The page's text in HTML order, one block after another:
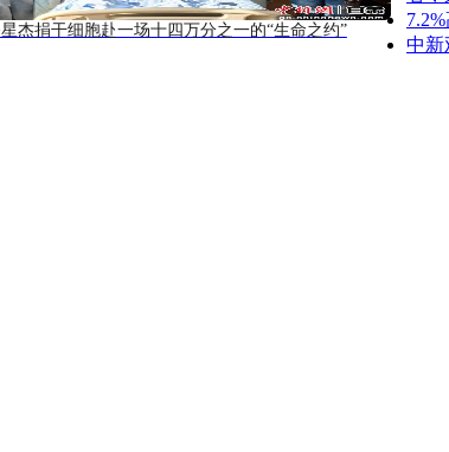
杰捐干细胞赴一场十四万分之一的“生命之约”
中新